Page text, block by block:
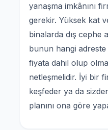
yanaşma imkânını
gerekir. Yüksek kat
binalarda dış cephe
bunun hangi
fiyata dahil olup
netleşmelidir. İyi bir
keşfeder ya da
planını ona göre